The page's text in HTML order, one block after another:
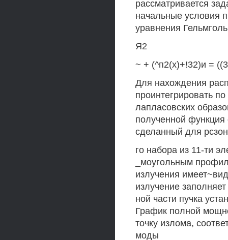
рассматривается
начальные условия
уравнения
Я2
~ + (^п2(х)+!32)и =
Для нахождения
проинтегрировать
лапласовских
полученной функция
сделанный для
го набора из 11-ти
_моугольным
излучения
излучение
ной части пучка
График полной
точку излома,
моды